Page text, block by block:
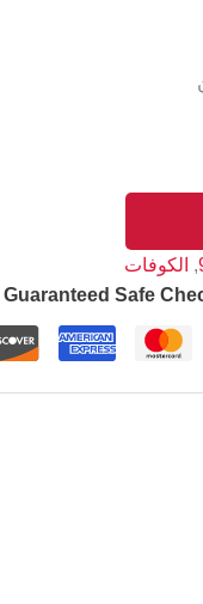
, الكوفات
Guaranteed Safe